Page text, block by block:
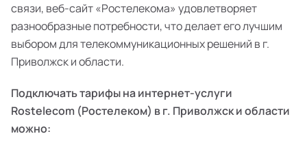
связи, веб-сайт «Ростелекома» удовлетворяет
разнообразные потребности, что делает его лучшим
выбором для телекоммуникационных решений в г.
Приволжск и области.
Подключать тарифы на интернет-услуги
Rostelecom (Ростелеком) в г. Приволжск и области
можно: